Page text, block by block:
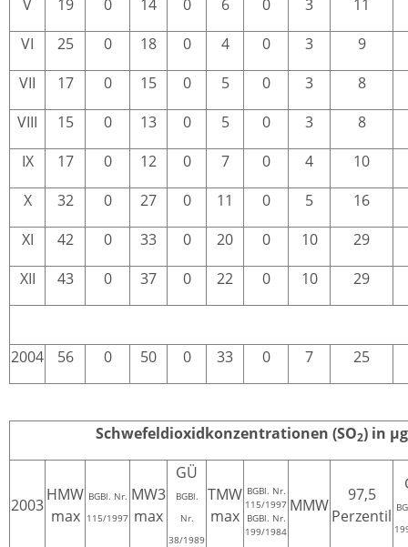
V
19 0 14 0 6 0 3
11
VI
25 0 18 0 4 0 3
9
VII
17 0 15 0 5 0 3
8
VIII
15 0 13 0 5 0 3
8
IX
17 0 12 0 7 0 4
10
X
32 0 27 0 11 0 5
16
XI
42 0 33 0 20 0 10
29
XII
43 0 37 0 22 0 10 29
2004 56 0 50 0 33 0 7 25
Schwefeldioxidkonzentrationen (SO2) in
2003
HMW
max
BGBl. Nr.
115/1997
MW3
max
GÜ
BGBl.
Nr.
38/1989
TMW
max
BGBl. Nr.
115/1997
BGBl. Nr.
199/1984
MMW
97,5
Perzentil